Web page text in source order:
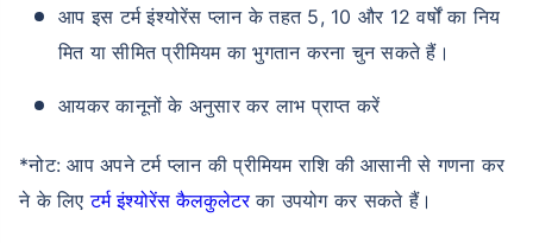
आप इस टर्म इंश्योरेंस प्लान के तहत 5, 10 और 12 वर्षों का निय
मित या सीमित प्रीमियम का भुगतान करना चुन सकते हैं।
आयकर कानूनों के अनुसार कर लाभ प्राप्त करें
*नोट: आप अपने टर्म प्लान की प्रीमियम राशि की आसानी से गणना कर
ने के लिएटर्म इंश्योरेंस कैलकुलेटरका उपयोग कर सकते हैं।